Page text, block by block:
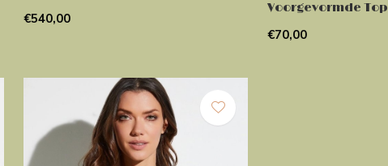
€540,00
Voorgevormde Top
€70,00